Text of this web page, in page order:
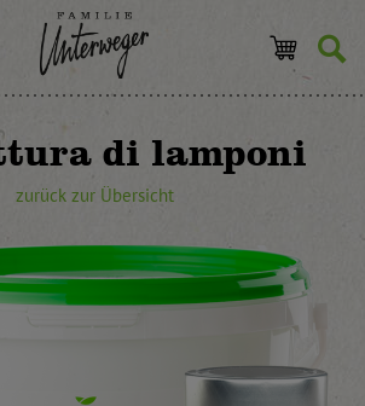
di lamponi
zurück zur Übersicht